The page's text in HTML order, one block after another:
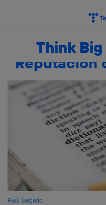
Think Big
Reputación
Raúl Salgado